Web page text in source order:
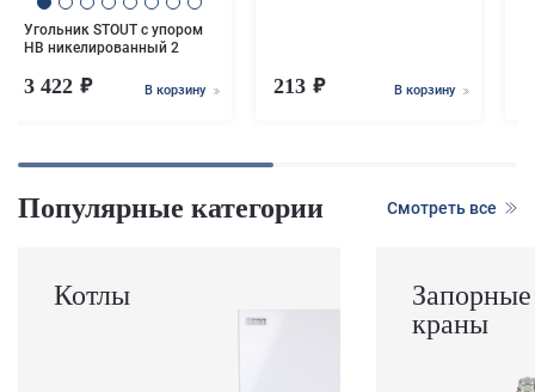
Угольник STOUT с упором
НВ никелированный 2
3 422 В корзину 213 В корзину
Популярные категории Смотреть все
Котлы
краны